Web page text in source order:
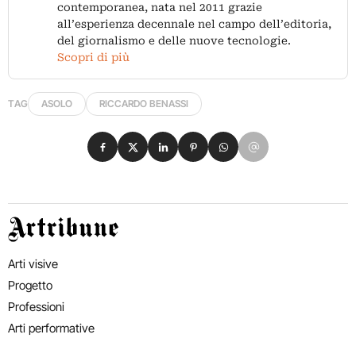
contemporanea, nata nel 2011 grazie
all’esperienza decennale nel campo dell’editoria,
del giornalismo e delle nuove tecnologie.
Scopri di più
TAG ASOLO RICCARDO BENASSI
Condividi su Facebook
Condividi su X
Condividi su LinkedIn
Condividi su Pinterest
Condividi su WhatsApp
Condividi su Email
Artribune
Arti visive
Progetto
Professioni
Arti performative